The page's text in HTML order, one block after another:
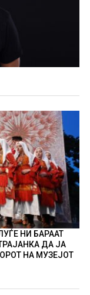
НИ БАРААТ
ДА ЈА
НА МУЗЕЈОТ